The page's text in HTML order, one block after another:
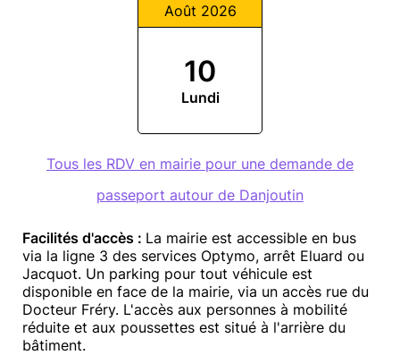
Août 2026
10
Lundi
Tous les RDV en mairie pour une demande de
passeport autour de Danjoutin
Facilités d'accès : La mairie est accessible en bus
via la ligne 3 des services Optymo, arrêt Eluard ou
Jacquot. Un parking pour tout véhicule est
disponible en face de la mairie, via un accès rue du
Docteur Fréry. L'accès aux personnes à mobilité
réduite et aux poussettes est situé à l'arrière du
bâtiment.